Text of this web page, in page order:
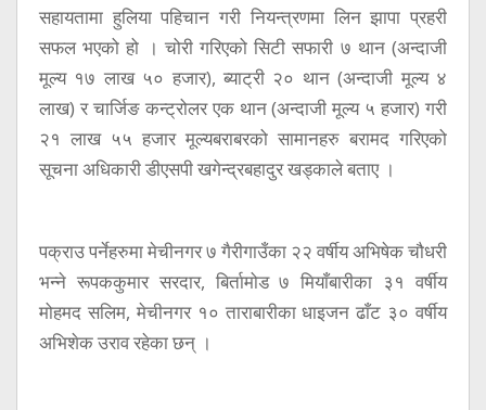
सहायतामा हुलिया पहिचान गरी नियन्त्रणमा लिन झापा प्रहरी
सफल भएको हो । चोरी गरिएको सिटी सफारी ७ थान (अन्दाजी
मूल्य १७ लाख ५० हजार), ब्याट्री २० थान (अन्दाजी मूल्य ४
लाख) र चार्जिङ कन्ट्रोलर एक थान (अन्दाजी मूल्य ५ हजार) गरी
२१ लाख ५५ हजार मूल्यबराबरको सामानहरु बरामद गरिएको
सूचना अधिकारी डीएसपी खगेन्द्रबहादुर खड्काले बताए ।
पक्राउ पर्नेहरुमा मेचीनगर ७ गैरीगाउँका २२ वर्षीय अभिषेक चौधरी
भन्ने रूपककुमार सरदार, बिर्तामोड ७ मियाँबारीका ३१ वर्षीय
मोहमद सलिम, मेचीनगर १० ताराबारीका धाइजन ढाँट ३० वर्षीय
अभिशेक उराव रहेका छन् ।